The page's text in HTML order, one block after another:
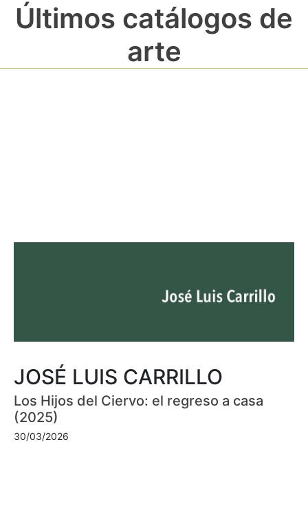
Últimos catálogos de
arte
JOSÉ LUIS CARRILLO
Los Hijos del Ciervo: el regreso a casa
(2025)
30/03/2026